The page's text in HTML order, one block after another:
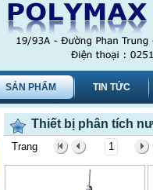
SẢN PHẨM TIN TỨC
Thiết bị phân tích
Trang 1